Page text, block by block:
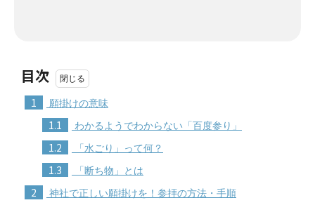
目次
1 願掛けの意味
1.1 わかるようでわからない「百度参り」
1.2 「水ごり」って何？
1.3 「断ち物」とは
2 神社で正しい願掛けを！参拝の方法・手順